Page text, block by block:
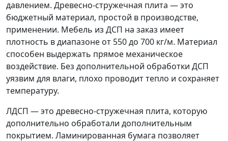
давлением. Древесно-стружечная плита — это
бюджетный материал, простой в производстве,
применении. Мебель из ДСП на заказ имеет
плотность в диапазоне от 550 до 700 кг/м. Материал
способен выдержать прямое механическое
воздействие. Без дополнительной обработки ДСП
уязвим для влаги, плохо проводит тепло и сохраняет
температуру.
ЛДСП — это древесно-стружечная плита, которую
дополнительно обработали дополнительным
покрытием. Ламинированная бумага позволяет